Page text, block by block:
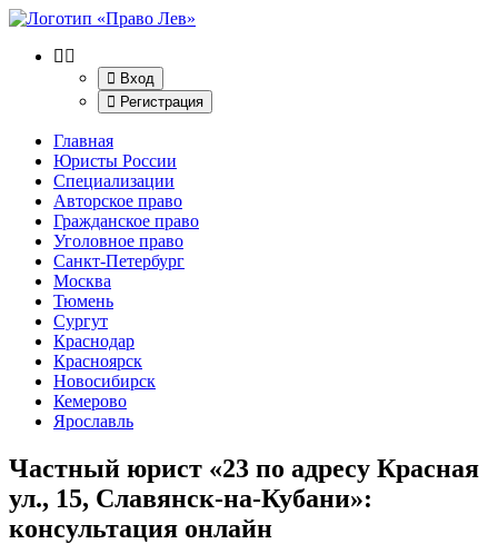
Вход
Регистрация
Главная
Юристы России
Специализации
Авторское право
Гражданское право
Уголовное право
Санкт-Петербург
Москва
Тюмень
Сургут
Краснодар
Красноярск
Новосибирск
Кемерово
Ярославль
Частный юрист «23 по адресу Красная
ул., 15, Славянск-на-Кубани»:
консультация онлайн